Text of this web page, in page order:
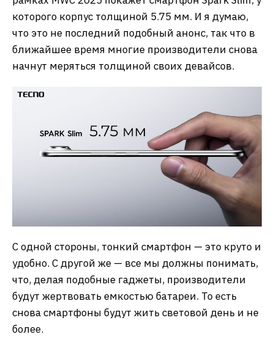
которого корпус толщиной 5.75 мм. И я думаю,
что это не последний подобный анонс, так что в
ближайшее время многие производители снова
начнут меряться толщиной своих девайсов.
С одной стороны, тонкий смартфон — это круто и
удобно. С другой же — все мы должны понимать,
что, делая подобные гаджеты, производители
будут жертвовать емкостью батареи. То есть
снова смартфоны будут жить световой день и не
более.